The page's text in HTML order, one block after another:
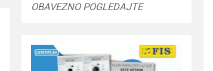
OBAVEZNO POGLEDAJTE